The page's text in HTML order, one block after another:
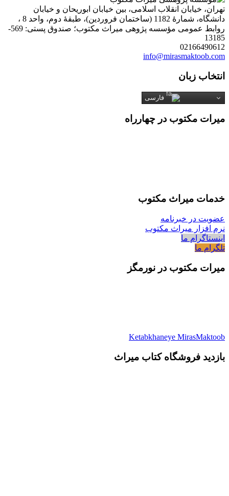
تهران، خیابان انقلاب اسلامی، بین خیابان ابوریحان و خیابان
دانشگاه، شمارۀ 1182 (ساختمان فروردین)، طبقۀ دوم، واحد 8 ،
روابط عمومی مؤسسه پژوهی میراث مکتوب؛ صندوق پستی: 569-
13185
02166490612
info@mirasmaktoob.com
انتخاب زبان
فارسی
میرات مکتوب در چهارراه
خدمات میراث مکتوب
عضویت در خبرنامه
نرم افزار میراث مکتوب
اینستاگرام ما
تلگرام ما
میرات مکتوب در نورمگز
Ketabkhaneye MirasMaktoob
بازدید فروشگاه کتاب میراث